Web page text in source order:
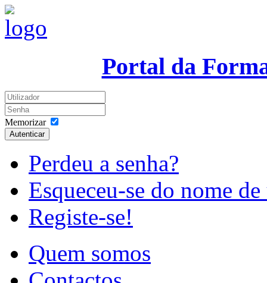
Portal da
Memorizar
Autenticar
Perdeu a senha?
Esqueceu-se do nome
Registe-se!
Quem somos